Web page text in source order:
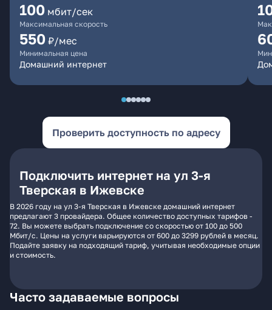
100 мбит/сек
Максимальная скорость
550 ₽/мес
Минимальная цена
Домашний интернет
Проверить доступность по адресу
Подключить интернет на ул 3-я
Тверская в Ижевске
В 2026 году на ул 3-я Тверская в Ижевске домашний интернет
предлагают 3 провайдера. Общее количество доступных тарифов -
72. Вы можете выбрать подключение со скоростью от 100 до 500
Мбит/с. Цены на услуги варьируются от 600 до 3299 рублей в месяц.
Подайте заявку на подходящий тариф, учитывая необходимые опции
и стоимость.
Часто задаваемые вопросы